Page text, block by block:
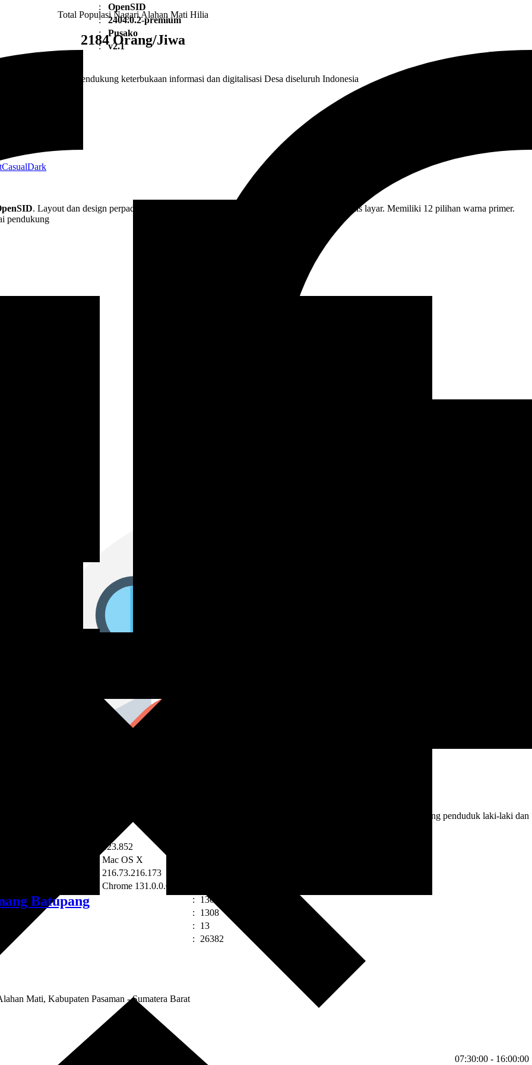
:
OpenSID
:
2404.0.2-premium
:
Pusako
:
v2.1
OpenDesa demi mendukung keterbukaan informasi dan digitalisasi Desa diseluruh Indonesia
. Layout dan design perpaduan modern dan minimalis. Responsive terhadap semua jenis layar. Memiliki 12 pilihan warna primer.
pendukung
123.852
Mac OS X
216.73.216.173
Chrome 131.0.0.0
Batupang
Pasaman, Provinsi Sumatera Barat. Memiliki total populasi penduduk 2184 orang. Terdiri dari, 1100 orang penduduk laki-laki dan
:
130816
:
1308
:
13
: 26382
Mati, Kabupaten Pasaman - Sumatera Barat
07:30:00 - 16:00:00
Total Populasi Nagari Alahan Mati Hilia
2184 Orang/Jiwa
CasualDark